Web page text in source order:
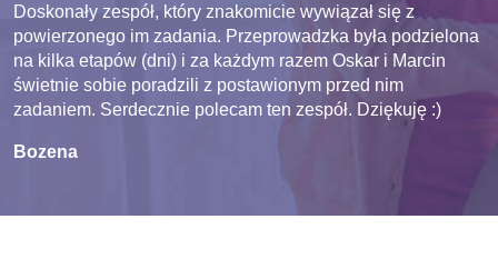
Doskonały zespół, który znakomicie wywiązał się z
powierzonego im zadania. Przeprowadzka była podzielona
na kilka etapów (dni) i za każdym razem Oskar i Marcin
świetnie sobie poradzili z postawionym przed nim
zadaniem. Serdecznie polecam ten zespół. Dziękuję :)
Bozena